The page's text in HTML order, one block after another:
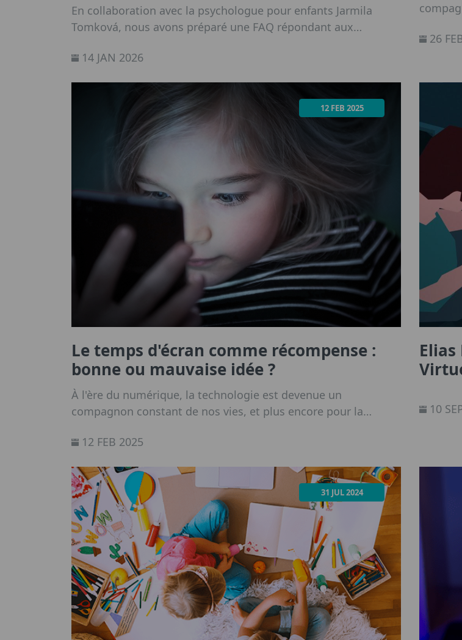
En collaboration avec la psychologue pour enfants Jarmila
Tomková, nous avons préparé une FAQ répondant aux
excessif d'Internet
14 JAN 2026
26
12 FEB 2025
Le temps d'écran comme récompense :
bonne ou mauvaise idée ?
À l'ère du numérique, la technologie est devenue un
compagnon constant de nos vies, et plus encore pour la
12 FEB 2025
Elias
10
31 JUL 2024